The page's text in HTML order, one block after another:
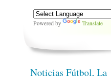
Powered by Translate
Noticias Fútbol, La